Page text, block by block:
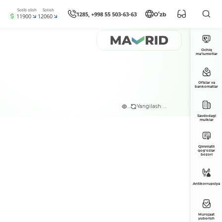
Sotib olish
11900
Sotish
12060 1285, +998 55 503-63-63 Oʻzb
... Yangilash: ...
Ochiq
ma’lumotlar
Ofislar va
bankomatlar
Savdodagi
mulklar
Qimmatli
qog'ozlar
bozori
Antikorrupsiya
Murojaat
yuborish